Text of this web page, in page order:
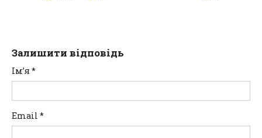
Залишити відповідь
Ім’я *
Email *